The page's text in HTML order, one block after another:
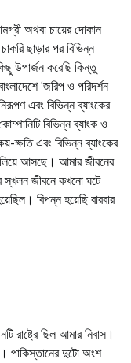
অথবা চায়ের দোকান
ছাড়ার পর বিভিন্ন
উপার্জন করেছি কিন্তু
‘জরিপ ও পরিদর্শন
এবং বিভিন্ন ব্যাংকের
বিভিন্ন ব্যাংক ও
ক্ষতি এবং বিভিন্ন ব্যাংকের
আসছে। আমার জীবনের
স্খলন জীবনে কখনো ঘটে
বিপন্ন হয়েছি বারবার
রাষ্ট্রে ছিল আমার নিবাস।
পাকিস্তানের দুটো অংশ